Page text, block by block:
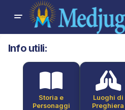
Info utili:
Storia e
Personaggi
Luoghi di
Preghiera